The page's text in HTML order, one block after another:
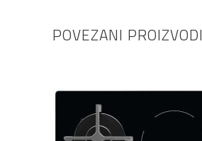
POVEZANI PROIZVODI